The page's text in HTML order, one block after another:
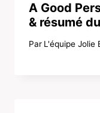
A Good
& résumé
Par L'équipe Jolie